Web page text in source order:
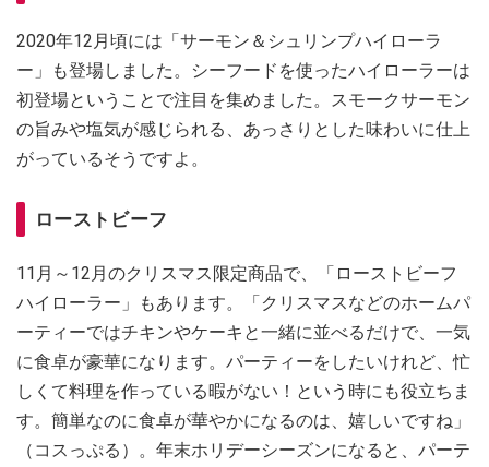
2020年12月頃には「サーモン＆シュリンプハイローラ
ー」も登場しました。シーフードを使ったハイローラーは
初登場ということで注目を集めました。スモークサーモン
の旨みや塩気が感じられる、あっさりとした味わいに仕上
がっているそうですよ。
ローストビーフ
11月～12月のクリスマス限定商品で、「ローストビーフ
ハイローラー」もあります。「クリスマスなどのホームパ
ーティーではチキンやケーキと一緒に並べるだけで、一気
に食卓が豪華になります。パーティーをしたいけれど、忙
しくて料理を作っている暇がない！という時にも役立ちま
す。簡単なのに食卓が華やかになるのは、嬉しいですね」
（コスっぷる）。年末ホリデーシーズンになると、パーテ